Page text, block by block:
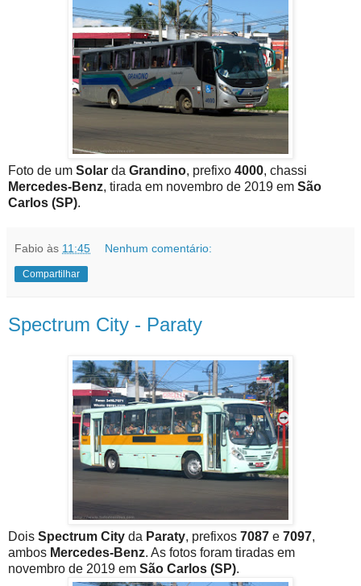
Foto de um Solar da Grandino, prefixo 4000, chassi
Mercedes-Benz, tirada em novembro de 2019 em São
Carlos (SP).
Fabio às 11:45 Nenhum comentário:
Compartilhar
Spectrum City - Paraty
Dois Spectrum City da Paraty, prefixos 7087 e 7097,
ambos Mercedes-Benz. As fotos foram tiradas em
novembro de 2019 em São Carlos (SP).